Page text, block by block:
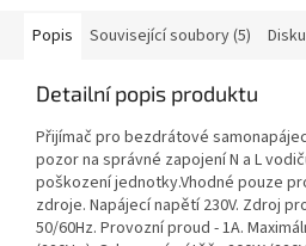
Popis Související soubory (5)
Detailní popis produktu
Přijímač pro bezdrátové
pozor na správné zapojení N a L
poškození jednotky.Vhodné pouze
zdroje. Napájecí napětí 230V. Zdroj
50/60Hz. Provozní proud - 1A.